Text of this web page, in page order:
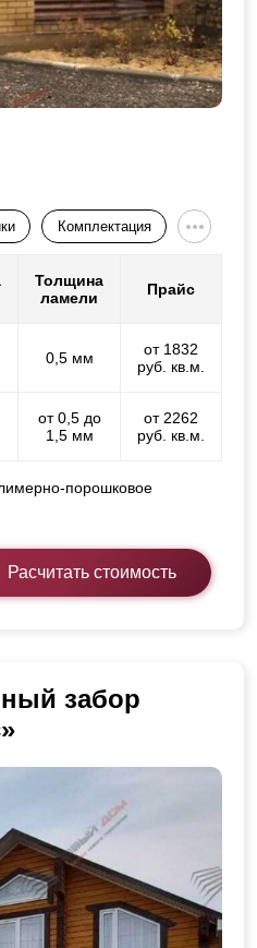
Комплектация
Толщина
ламели
Прайс
0,5 мм
от 1832
руб. кв.м.
от 0,5 до
1,5 мм
от 2262
руб. кв.м.
порошковое
Расчитать стоимость
забор